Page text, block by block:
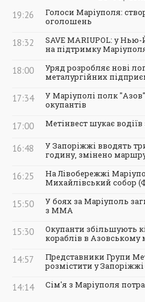
19:26
Голоси Маріуполя:
оголошень
18:32
SAVE MARIUPOL: у
на підтримку
18:00
Уряд розробляє нові
металургійних
17:34
У Маріуполі полк
окупантів
17:00 Метінвест шукає
16:48
У Запоріжжі вводять
годину, змінено
16:25
На Лівобережжі
Михайлівський собор
15:50
У боях за Маріуполь
з ММА
15:30
Окупанти збільшують
кораблів в Азовському
14:57
Представники Групи
розмістити у
14:14 Сім'я з Маріуполя